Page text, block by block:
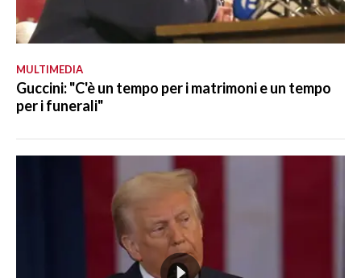
MULTIMEDIA
Guccini: "C'è un tempo per i matrimoni e un tempo
per i funerali"